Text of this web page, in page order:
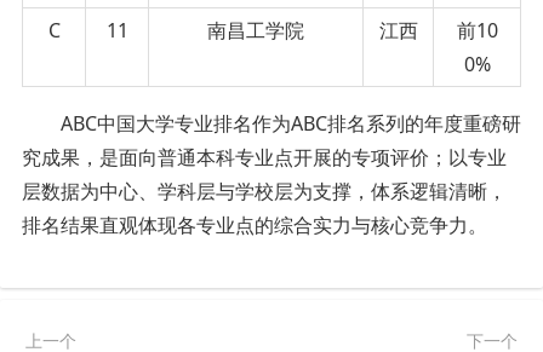
C
11 南昌工学院 江西
前10
0%
ABC中国大学专业排名作为ABC排名系列的年度重磅研
究成果，是面向普通本科专业点开展的专项评价；以专业
层数据为中心、学科层与学校层为支撑，体系逻辑清晰，
排名结果直观体现各专业点的综合实力与核心竞争力。
上一个 下一个